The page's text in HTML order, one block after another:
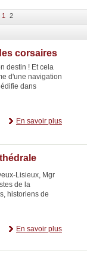
1 2
corsaires
destin ! Et cela
d'une navigation
dans
En savoir plus
Lisieux, Mgr
de la
historiens de
En savoir plus